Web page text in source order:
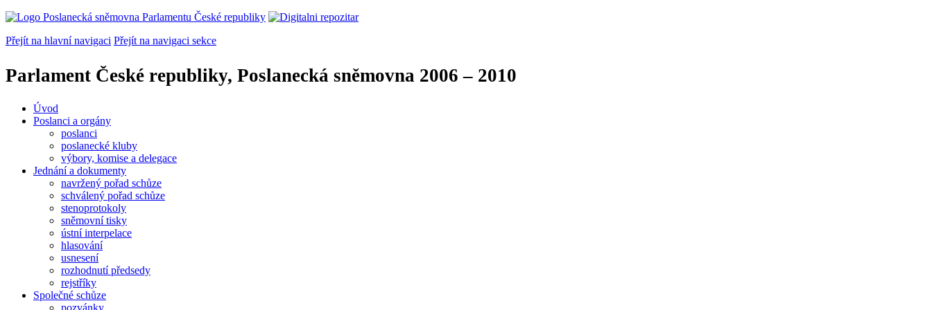
Přejít na hlavní navigaci Přejít na navigaci sekce
Parlament České republiky, Poslanecká sněmovna 2006 – 2010
Úvod
Poslanci a orgány
poslanci
poslanecké kluby
výbory, komise a delegace
Jednání a dokumenty
navržený pořad schůze
schválený pořad schůze
stenoprotokoly
sněmovní tisky
ústní interpelace
hlasování
usnesení
rozhodnutí předsedy
rejstříky
Společné schůze
pozvánky